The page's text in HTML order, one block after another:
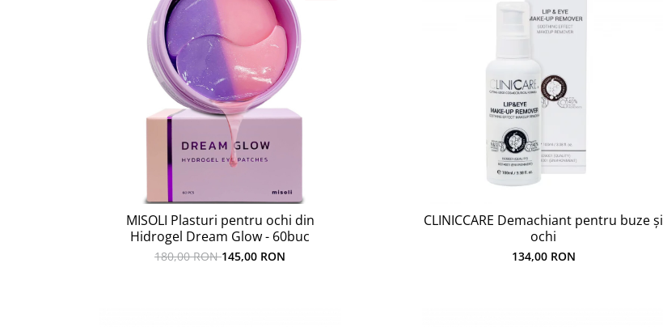
MISOLI Plasturi pentru ochi din
Hidrogel Dream Glow - 60buc
180,00 RON145,00 RON
CLINICCARE Demachiant pentru buze și
ochi
134,00 RON